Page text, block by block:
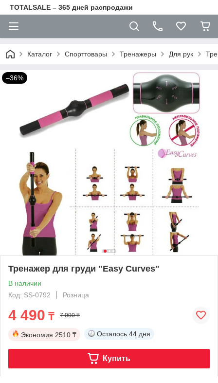
TOTALSALE – 365 дней распродажи
Каталог Спорттовары Тренажеры Для рук
–36%
Тренажер для груди "Easy Curves"
В наличии
Код: SS-0792
Розница
4 490 ₸ 7 000 ₸
Экономия 2510 ₸ Осталось 44 дня
Купить